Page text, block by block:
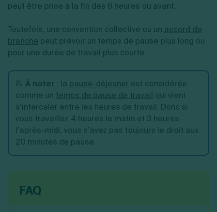
peut être prise à la fin des 6 heures ou avant.
Toutefois, une convention collective ou un accord de
branche peut prévoir un temps de pause plus long ou
pour une durée de travail plus courte.
📝 À noter : la pause-déjeuner est considérée
comme un temps de pause de travail qui vient
s’intercaler entre les heures de travail. Donc si
vous travaillez 4 heures le matin et 3 heures
l’après-midi, vous n’avez pas toujours le droit aux
20 minutes de pause.
FAQ